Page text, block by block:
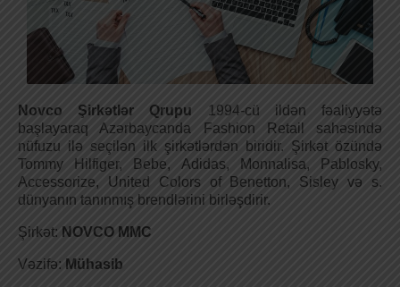
Novco Şirkətlər Qrupu 1994-cü ildən fəaliyyətə
başlayaraq Azərbaycanda Fashion Retail sahəsində
nüfuzu ilə seçilən ilk şirkətlərdən biridir. Şirkət özündə
Tommy Hilfiger, Bebe, Adidas, Monnalisa, Pablosky,
Accessorize, United Colors of Benetton, Sisley və s.
dünyanın tanınmış brendlərini birləşdirir.
Şirkət: NOVCO MMC
Vəzifə: Mühasib